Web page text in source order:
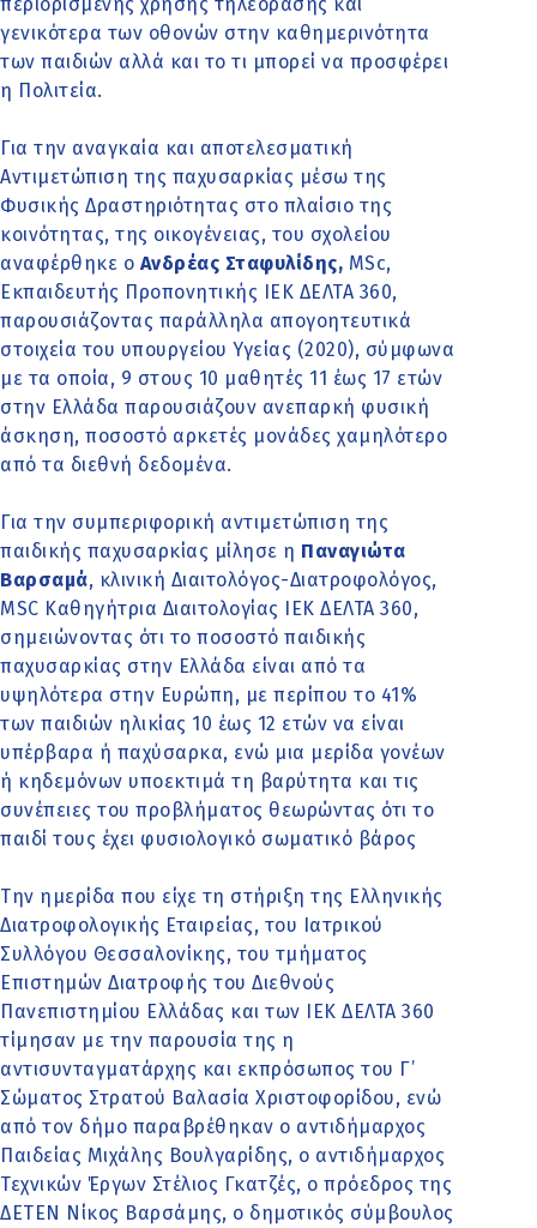
γενικότερα των οθονών στην καθημερινότητα
των παιδιών αλλά και το τι μπορεί να προσφέρει
η Πολιτεία.
Για την αναγκαία και αποτελεσματική
Αντιμετώπιση της παχυσαρκίας μέσω της
Φυσικής Δραστηριότητας στο πλαίσιο της
κοινότητας, της οικογένειας, του σχολείου
αναφέρθηκε ο Ανδρέας Σταφυλίδης, MSc,
Εκπαιδευτής Προπονητικής ΙΕΚ ΔΕΛΤΑ 360,
παρουσιάζοντας παράλληλα απογοητευτικά
στοιχεία του υπουργείου Υγείας (2020), σύμφωνα
με τα οποία, 9 στους 10 μαθητές 11 έως 17 ετών
στην Ελλάδα παρουσιάζουν ανεπαρκή φυσική
άσκηση, ποσοστό αρκετές μονάδες χαμηλότερο
από τα διεθνή δεδομένα.
Για την συμπεριφορική αντιμετώπιση της
παιδικής παχυσαρκίας μίλησε η Παναγιώτα
Βαρσαμά, κλινική Διαιτολόγος-Διατροφολόγος,
MSC Καθηγήτρια Διαιτολογίας ΙΕΚ ΔΕΛΤΑ 360,
σημειώνοντας ότι το ποσοστό παιδικής
παχυσαρκίας στην Ελλάδα είναι από τα
υψηλότερα στην Ευρώπη, με περίπου το 41%
των παιδιών ηλικίας 10 έως 12 ετών να είναι
υπέρβαρα ή παχύσαρκα, ενώ μια μερίδα γονέων
ή κηδεμόνων υποεκτιμά τη βαρύτητα και τις
συνέπειες του προβλήματος θεωρώντας ότι το
παιδί τους έχει φυσιολογικό σωματικό βάρος
Την ημερίδα που είχε τη στήριξη της Ελληνικής
Διατροφολογικής Εταιρείας, του Ιατρικού
Συλλόγου Θεσσαλονίκης, του τμήματος
Επιστημών Διατροφής του Διεθνούς
Πανεπιστημίου Ελλάδας και των ΙΕΚ ΔΕΛΤΑ 360
τίμησαν με την παρουσία της η
αντισυνταγματάρχης και εκπρόσωπος του Γ’
Σώματος Στρατού Βαλασία Χριστοφορίδου, ενώ
από τον δήμο παραβρέθηκαν ο αντιδήμαρχος
Παιδείας Μιχάλης Βουλγαρίδης, ο αντιδήμαρχος
Τεχνικών Έργων Στέλιος Γκατζές, ο πρόεδρος της
ΔΕΤΕΝ Νίκος Βαρσάμης, ο δημοτικός σύμβουλος